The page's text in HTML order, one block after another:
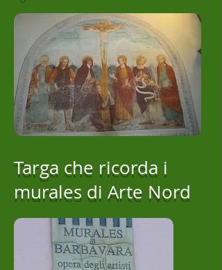
Targa che ricorda i
murales di Arte Nord